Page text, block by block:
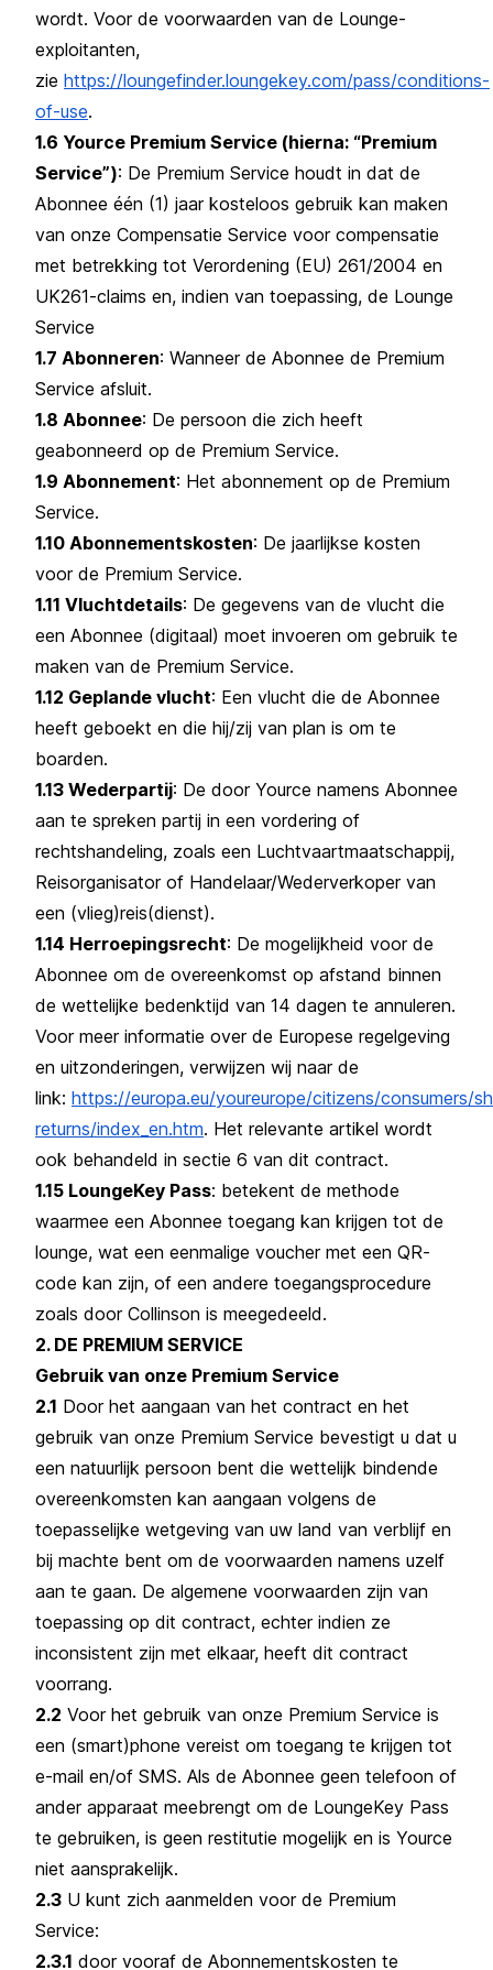
wordt. Voor de voorwaarden van de Lounge-
exploitanten,
zie https://loungefinder.loungekey.com/pass/conditions-
of-use.
1.6 Yource Premium Service (hierna: “Premium
Service”): De Premium Service houdt in dat de
Abonnee één (1) jaar kosteloos gebruik kan maken
van onze Compensatie Service voor compensatie
met betrekking tot Verordening (EU) 261/2004 en
UK261-claims en, indien van toepassing, de Lounge
Service
1.7 Abonneren: Wanneer de Abonnee de Premium
Service afsluit.
1.8 Abonnee: De persoon die zich heeft
geabonneerd op de Premium Service.
1.9 Abonnement: Het abonnement op de Premium
Service.
1.10 Abonnementskosten: De jaarlijkse kosten
voor de Premium Service.
1.11 Vluchtdetails: De gegevens van de vlucht die
een Abonnee (digitaal) moet invoeren om gebruik te
maken van de Premium Service.
1.12 Geplande vlucht: Een vlucht die de Abonnee
heeft geboekt en die hij/zij van plan is om te
boarden.
1.13 Wederpartij: De door Yource namens Abonnee
aan te spreken partij in een vordering of
rechtshandeling, zoals een Luchtvaartmaatschappij,
Reisorganisator of Handelaar/Wederverkoper van
een (vlieg)reis(dienst).
1.14 Herroepingsrecht: De mogelijkheid voor de
Abonnee om de overeenkomst op afstand binnen
de wettelijke bedenktijd van 14 dagen te annuleren.
Voor meer informatie over de Europese regelgeving
en uitzonderingen, verwijzen wij naar de
link: https://europa.eu/youreurope/citizens/consumers/
returns/index_en.htm. Het relevante artikel wordt
ook behandeld in sectie 6 van dit contract.
1.15 LoungeKey Pass: betekent de methode
waarmee een Abonnee toegang kan krijgen tot de
lounge, wat een eenmalige voucher met een QR-
code kan zijn, of een andere toegangsprocedure
zoals door Collinson is meegedeeld.
2. DE PREMIUM SERVICE
Gebruik van onze Premium Service
2.1 Door het aangaan van het contract en het
gebruik van onze Premium Service bevestigt u dat u
een natuurlijk persoon bent die wettelijk bindende
overeenkomsten kan aangaan volgens de
toepasselijke wetgeving van uw land van verblijf en
bij machte bent om de voorwaarden namens uzelf
aan te gaan. De algemene voorwaarden zijn van
toepassing op dit contract, echter indien ze
inconsistent zijn met elkaar, heeft dit contract
voorrang.
2.2 Voor het gebruik van onze Premium Service is
een (smart)phone vereist om toegang te krijgen tot
e-mail en/of SMS. Als de Abonnee geen telefoon of
ander apparaat meebrengt om de LoungeKey Pass
te gebruiken, is geen restitutie mogelijk en is Yource
niet aansprakelijk.
2.3 U kunt zich aanmelden voor de Premium
Service:
2.3.1 door vooraf de Abonnementskosten te